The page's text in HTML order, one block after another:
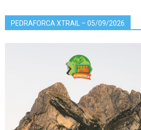
PEDRAFORCA XTRAIL – 05/09/2026